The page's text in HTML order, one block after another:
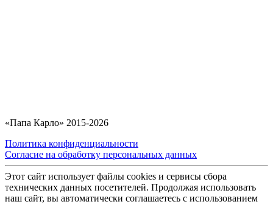
«Папа Карло» 2015-2026
Политика конфиденциальности
Согласие на обработку персональных данных
Этот сайт использует файлы cookies и сервисы сбора
технических данных посетителей. Продолжая использовать
наш сайт, вы автоматически соглашаетесь с использованием